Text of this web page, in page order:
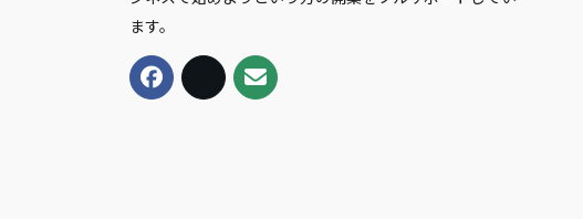
ます。